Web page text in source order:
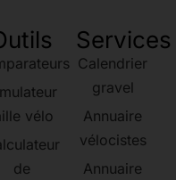
vélo
de
Services
Calendrier
gravel
Annuaire
vélocistes
Annuaire